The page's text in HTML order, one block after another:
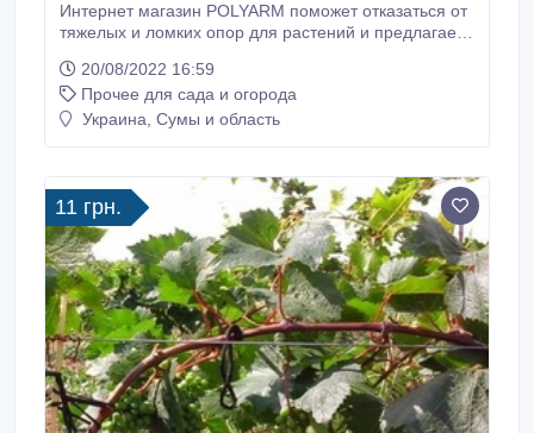
Интернет магазин POLYARM поможет отказаться от
тяжелых и ломких опор для растений и предлагает
композитных материалов. Производим Опоры и
колышки для растений из композитных материалов
Polyarm. Цены от производителя с доставкой в
условий хранения.
20/08/2022 16:59
Прочее для сада и огорода
Украина, Сумы и область
11 грн.